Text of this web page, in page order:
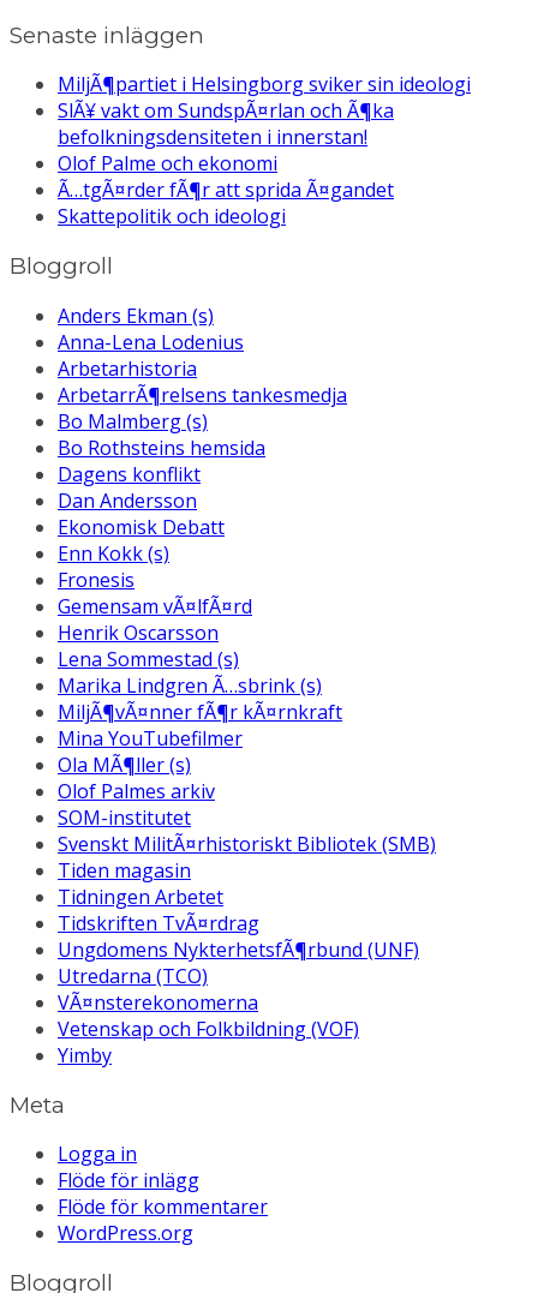
Senaste inläggen
MiljÃ¶partiet i Helsingborg sviker sin ideologi
SlÃ¥ vakt om SundspÃ¤rlan och Ã¶ka
befolkningsdensiteten i innerstan!
Olof Palme och ekonomi
Ã…tgÃ¤rder fÃ¶r att sprida Ã¤gandet
Skattepolitik och ideologi
Bloggroll
Anders Ekman (s)
Anna-Lena Lodenius
Arbetarhistoria
ArbetarrÃ¶relsens tankesmedja
Bo Malmberg (s)
Bo Rothsteins hemsida
Dagens konflikt
Dan Andersson
Ekonomisk Debatt
Enn Kokk (s)
Fronesis
Gemensam vÃ¤lfÃ¤rd
Henrik Oscarsson
Lena Sommestad (s)
Marika Lindgren Ã…sbrink (s)
MiljÃ¶vÃ¤nner fÃ¶r kÃ¤rnkraft
Mina YouTubefilmer
Ola MÃ¶ller (s)
Olof Palmes arkiv
SOM-institutet
Svenskt MilitÃ¤rhistoriskt Bibliotek (SMB)
Tiden magasin
Tidningen Arbetet
Tidskriften TvÃ¤rdrag
Ungdomens NykterhetsfÃ¶rbund (UNF)
Utredarna (TCO)
VÃ¤nsterekonomerna
Vetenskap och Folkbildning (VOF)
Yimby
Meta
Logga in
Flöde för inlägg
Flöde för kommentarer
WordPress.org
Bloggroll